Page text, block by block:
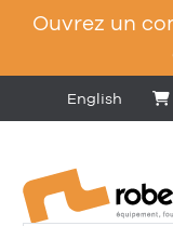
Ouvrez un
English